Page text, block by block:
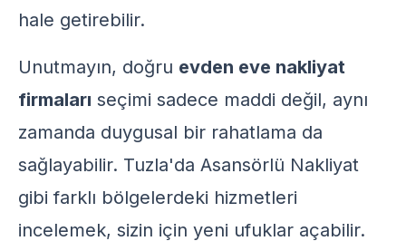
hale getirebilir.
Unutmayın, doğru evden eve nakliyat
firmaları seçimi sadece maddi değil, aynı
zamanda duygusal bir rahatlama da
sağlayabilir. Tuzla'da Asansörlü Nakliyat
gibi farklı bölgelerdeki hizmetleri
incelemek, sizin için yeni ufuklar açabilir.